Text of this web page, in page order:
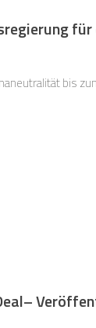
bis